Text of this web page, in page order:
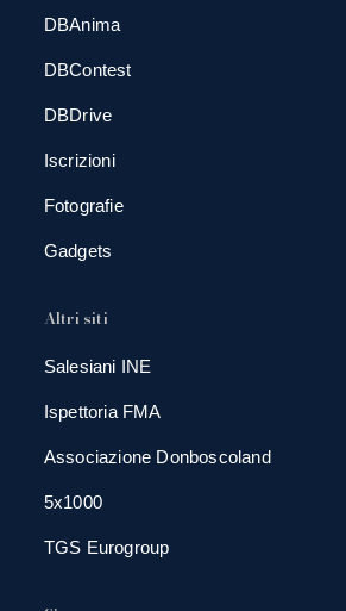
DBAnima
DBContest
DBDrive
Iscrizioni
Fotografie
Gadgets
Altri siti
Salesiani INE
Ispettoria FMA
Associazione Donboscoland
5x1000
TGS Eurogroup